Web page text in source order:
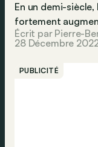
En un demi-
fortement
Écrit par Pierre-
28 Décembre
PUBLICITÉ